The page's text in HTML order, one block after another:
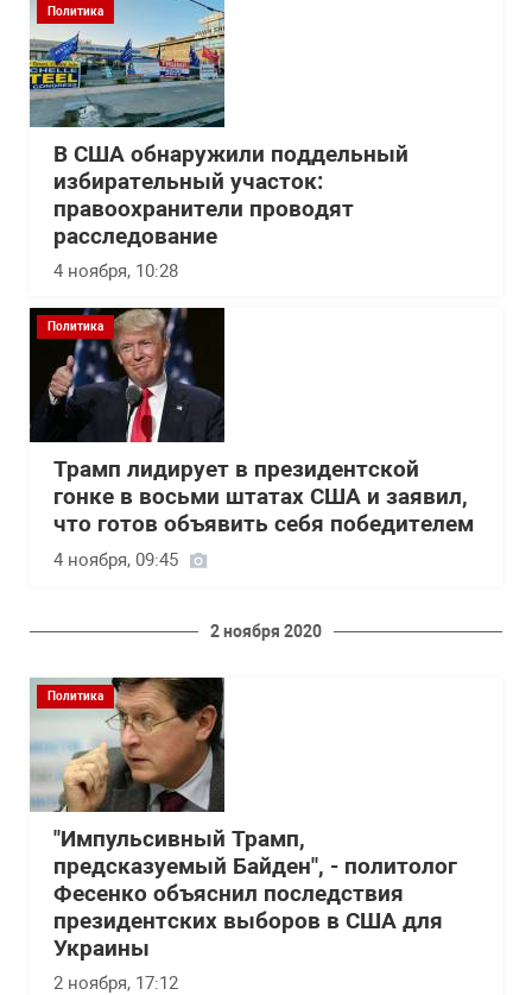
Политика
В США обнаружили поддельный
избирательный участок:
правоохранители проводят
расследование
4 ноября, 10:28
Политика
Трамп лидирует в президентской
гонке в восьми штатах США и заявил,
что готов объявить себя победителем
4 ноября, 09:45
2 ноября 2020
Политика
"Импульсивный Трамп,
предсказуемый Байден", - политолог
Фесенко объяснил последствия
президентских выборов в США для
Украины
2 ноября, 17:12